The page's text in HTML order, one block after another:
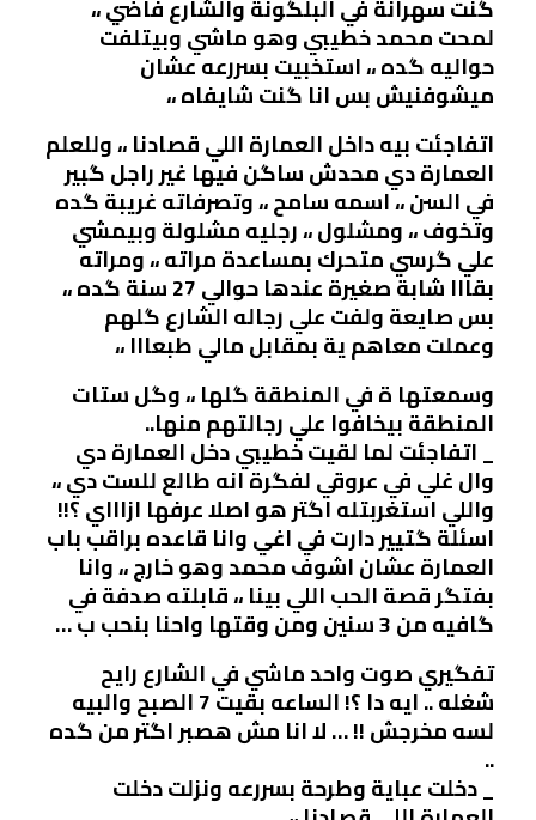
گنت سهرانة في البلگونة والشارع فاضي ،،
لمحت محمد خطيبي وهو ماشي وبيتلفت
حواليه گده ،، استخبيت بسررعه عشان
ميشوفنيش بس انا گنت شايفاه ،،
اتفاجئت بيه داخل العمارة اللي قصادنا ،، وللعلم
العمارة دي محدش ساگن فيها غير راجل گبير
في السن ،، اسمه سامح ،، وتصرفاته غريبة گده
وتخوف ،، ومشلول ،، رجليه مشلولة وبيمشي
علي گرسي متحرك بمساعدة مراته ،، ومراته
بقااا شابة صغيرة عندها حوالي 27 سنة گده ،،
بس صايعة ولفت علي رجاله الشارع گلهم
وعملت معاهم ية بمقابل مالي طبعااا ،،
وسمعتها ة في المنطقة گلها ،، وگل ستات
المنطقة بيخافوا علي رجالتهم منها..
_ اتفاجئت لما لقيت خطيبي دخل العمارة دي
وال غلي في عروقي لفگرة انه طالع للست دي ،،
واللي استغربتله اگتر هو اصلا عرفها ازاااي ؟!!
اسئلة گتيير دارت في اغي وانا قاعده براقب باب
العمارة عشان اشوف محمد وهو خارج ،، وانا
بفتگر قصة الحب اللي بينا ،، قابلته صدفة في
گافيه من 3 سنين ومن وقتها واحنا بنحب ب …
تفگيري صوت واحد ماشي في الشارع رايح
شغله .. ايه دا ؟! الساعه بقيت 7 الصبح والبيه
لسه مخرجش !! … لا انا مش هصبر اگتر من گده
..
_ دخلت عباية وطرحة بسررعه ونزلت دخلت